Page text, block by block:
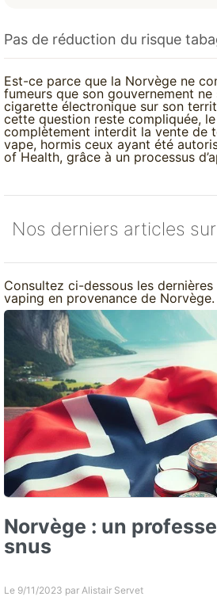
Pas de réduction du risque
Est-ce parce que la Norvège ne
fumeurs que son gouvernement
cigarette électronique sur son
cette question reste compliquée,
complètement interdit la vente de
vape, hormis ceux ayant été
of Health, grâce à un processus
Nos derniers articles
Consultez ci-dessous les
vaping en provenance de Norvège.
Norvège : un
snus
Le 9/11/2023 par Alistair Servet